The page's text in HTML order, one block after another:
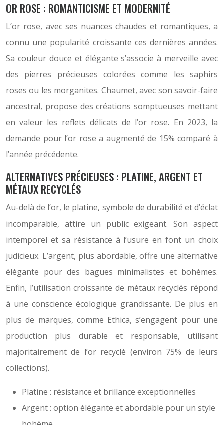
OR ROSE : ROMANTICISME ET MODERNITÉ
L’or rose, avec ses nuances chaudes et romantiques, a
connu une popularité croissante ces dernières années.
Sa couleur douce et élégante s’associe à merveille avec
des pierres précieuses colorées comme les saphirs
roses ou les morganites. Chaumet, avec son savoir-faire
ancestral, propose des créations somptueuses mettant
en valeur les reflets délicats de l’or rose. En 2023, la
demande pour l’or rose a augmenté de 15% comparé à
l’année précédente.
ALTERNATIVES PRÉCIEUSES : PLATINE, ARGENT ET
MÉTAUX RECYCLÉS
Au-delà de l’or, le platine, symbole de durabilité et d’éclat
incomparable, attire un public exigeant. Son aspect
intemporel et sa résistance à l’usure en font un choix
judicieux. L’argent, plus abordable, offre une alternative
élégante pour des bagues minimalistes et bohèmes.
Enfin, l’utilisation croissante de métaux recyclés répond
à une conscience écologique grandissante. De plus en
plus de marques, comme Ethica, s’engagent pour une
production plus durable et responsable, utilisant
majoritairement de l’or recyclé (environ 75% de leurs
collections).
Platine : résistance et brillance exceptionnelles
Argent : option élégante et abordable pour un style